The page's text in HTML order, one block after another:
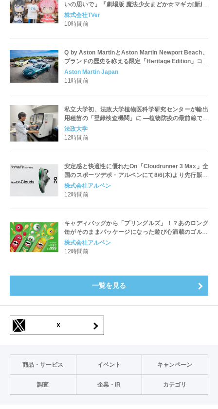
いの思いで」『劇場版 魔法少女まどか☆マギカ[新編]
叛逆の物語』解説版が配信開始
株式会社TVer
10時間前
Q by Aston MartinとAston Martin Newport Beach、
ブランドの歴史を称える限定「Heritage Edition」コレ
クションを発表
Aston Martin Japan
11時間前
私立大学初、法政大学植物医科学研究センターが輸出
用種苗の「登録検査機関」に ―植物防疫の最前線で社
会へ貢献―
法政大学
12時間前
安定感と快適性に優れたOn「Cloudrunner 3 Max」全
国のスポーツデポ・アルペンにて8/6(木)より先行販売
開始 全国4か所の旗艦店で試走イベントも開催
株式会社アルペン
12時間前
キャディバッグから「プリングルズ」！？あのロング
缶がそのままパッケージになった遊び心満載のゴルフ
ボールが8月7日(金)より全国のゴルフ５で順次発売！
株式会社アルペン
12時間前
一覧を見る
X
商品・サービス イベント キャンペーン
調査 企業・IR カテゴリ